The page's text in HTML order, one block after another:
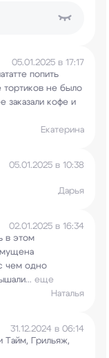
05.01.2025 в 17:17
попить
тортиков не было
заказали кофе и
Екатерина
05.01.2025 в 10:38
Дарья
02.01.2025 в 16:34
в этом
чем одно
... еще
Наталья
31.12.2024 в 06:14
Тайм, Грильяж,